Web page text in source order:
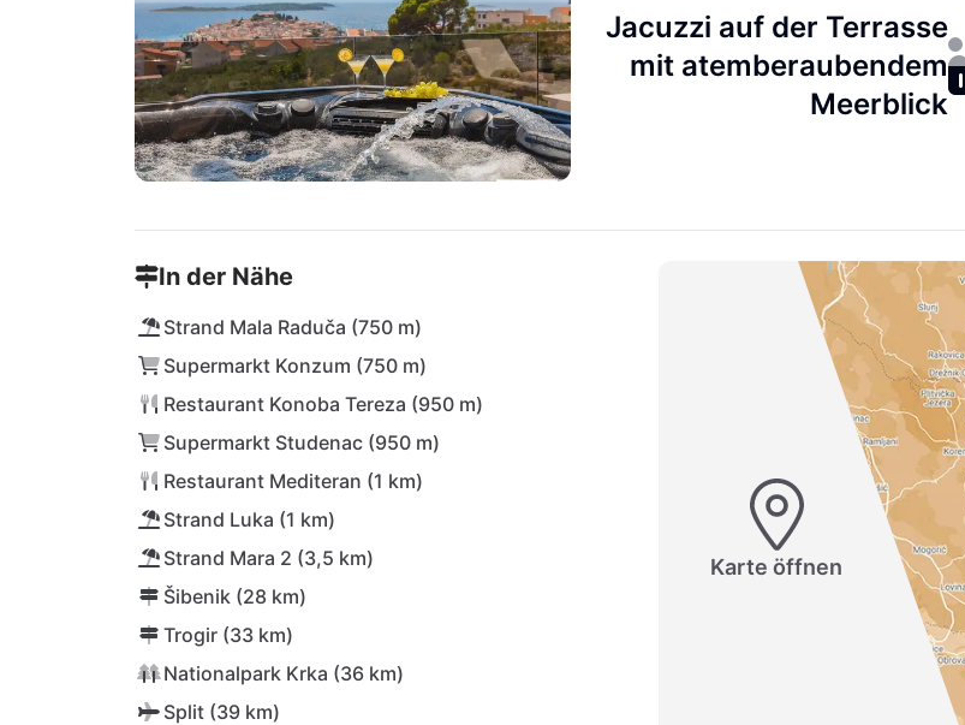
Jacuzzi auf der Terrasse
mit atemberaubendem
Meerblick
In der Nähe
Strand Mala Raduča (750 m)
Supermarkt Konzum (750 m)
Restaurant Konoba Tereza (950 m)
Supermarkt Studenac (950 m)
Restaurant Mediteran (1 km)
Strand Luka (1 km)
Strand Mara 2 (3,5 km)
Šibenik (28 km)
Trogir (33 km)
Nationalpark Krka (36 km)
Split (39 km)
Karte öffnen